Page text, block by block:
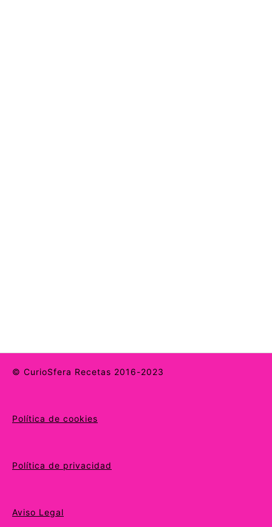
© CurioSfera Recetas 2016-2023
Política de cookies
Política de privacidad
Aviso Legal